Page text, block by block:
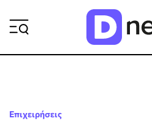
Επιχειρήσεις